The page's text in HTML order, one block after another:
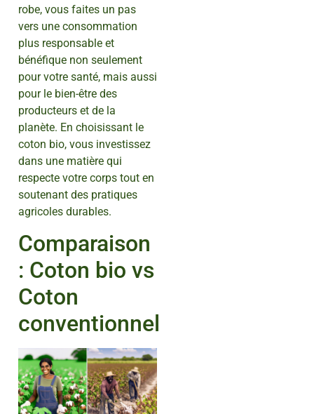
robe, vous faites un pas
vers une consommation
plus responsable et
bénéfique non seulement
pour votre santé, mais aussi
pour le bien-être des
producteurs et de la
planète. En choisissant le
coton bio, vous investissez
dans une matière qui
respecte votre corps tout en
soutenant des pratiques
agricoles durables.
Comparaison
: Coton bio vs
Coton
conventionnel